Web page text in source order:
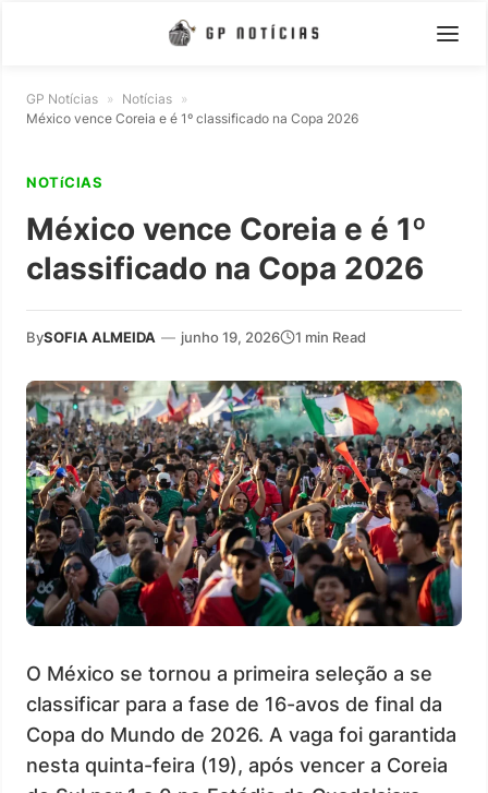
GP Notícias » Notícias »
México vence Coreia e é 1º classificado na Copa 2026
NOTíCIAS
México vence Coreia e é 1º
classificado na Copa 2026
BySOFIA ALMEIDA — junho 19, 2026 1 min Read
O México se tornou a primeira seleção a se
classificar para a fase de 16-avos de final da
Copa do Mundo de 2026. A vaga foi garantida
nesta quinta-feira (19), após vencer a Coreia